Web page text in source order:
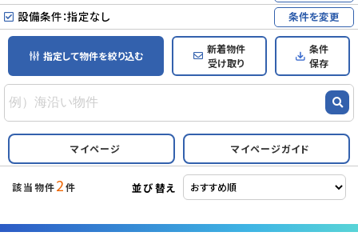
設備条件：指定なし 条件を変更
指定して物件を絞り込む
新着物件
受け取り
条件
保存
マイページ マイページガイド
該当物件2件 並び替え